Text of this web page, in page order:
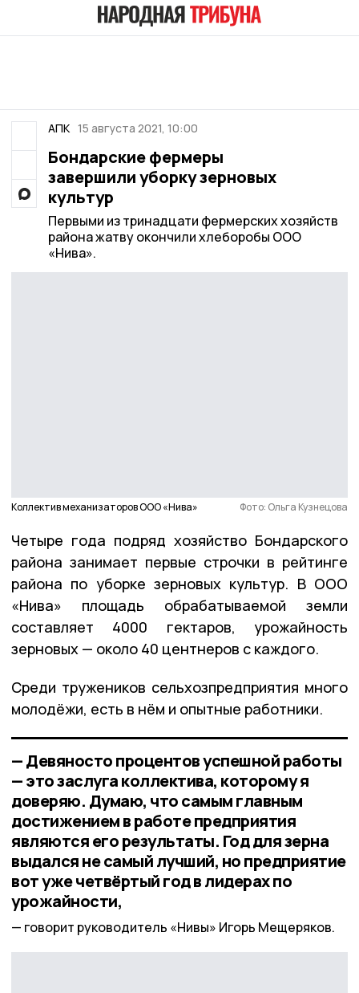
АПК 15 августа 2021, 10:00
Бондарские фермеры
завершили уборку зерновых
культур
Первыми из тринадцати фермерских хозяйств
района жатву окончили хлеборобы ООО
«Нива».
Коллектив механизаторов ООО «Нива» Фото: Ольга Кузнецова
Четыре года подряд хозяйство Бондарского
района занимает первые строчки в рейтинге
района по уборке зерновых культур. В ООО
«Нива» площадь обрабатываемой земли
составляет 4000 гектаров, урожайность
зерновых — около 40 центнеров с каждого.
Среди тружеников сельхозпредприятия много
молодёжи, есть в нём и опытные работники.
— Девяносто процентов успешной работы
— это заслуга коллектива, которому я
доверяю. Думаю, что самым главным
достижением в работе предприятия
являются его результаты. Год для зерна
выдался не самый лучший, но предприятие
вот уже четвёртый год в лидерах по
урожайности,
говорит руководитель «Нивы» Игорь Мещеряков.